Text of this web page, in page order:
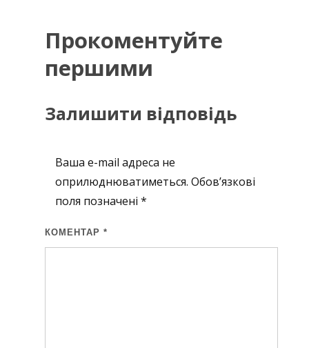
Прокоментуйте
першими
Залишити відповідь
Ваша e-mail адреса не
оприлюднюватиметься. Обов’язкові
поля позначені *
КОМЕНТАР *